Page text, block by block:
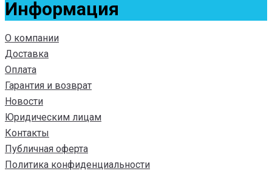
Информация
О компании
Доставка
Оплата
Гарантия и возврат
Новости
Юридическим лицам
Контакты
Публичная оферта
Политика конфиденциальности